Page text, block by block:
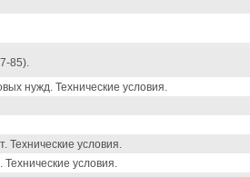
85).
нужд. Технические условия.
Технические условия.
условия.